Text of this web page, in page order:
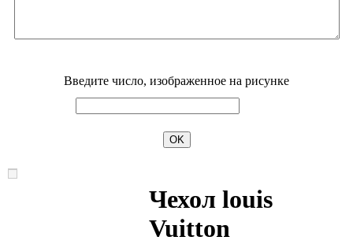
Введите число, изображенное на рисунке
Чехол louis
Vuitton